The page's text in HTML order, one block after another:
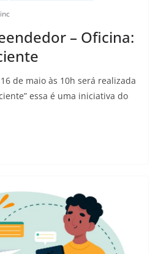
– Oficina:
de maio às 10h será realizada
essa é uma iniciativa do